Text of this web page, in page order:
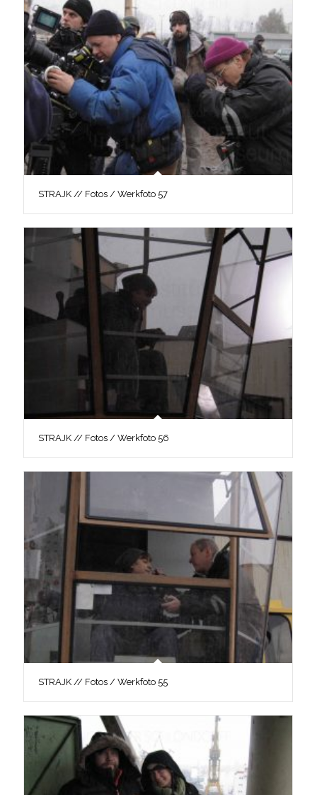
STRAJK // Fotos / Werkfoto 57
STRAJK // Fotos / Werkfoto 56
STRAJK // Fotos / Werkfoto 55